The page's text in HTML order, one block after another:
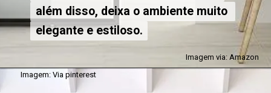
além disso, deixa o ambiente muito
elegante e estiloso.
além disso, deixa o ambiente muito
elegante e estiloso.
Imagem via: Amazon
Imagem: Via pinterest